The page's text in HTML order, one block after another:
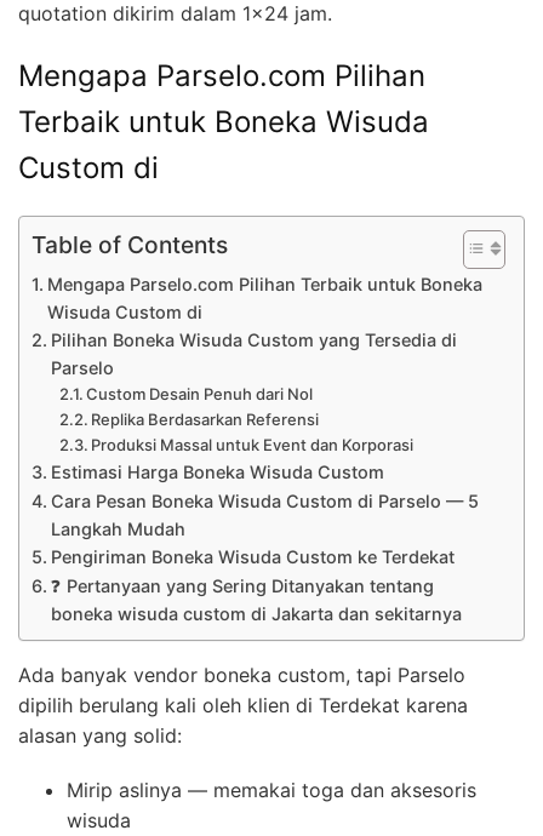
quotation dikirim dalam 1×24 jam.
Mengapa Parselo.com Pilihan
Terbaik untuk Boneka Wisuda
Custom di
Table of Contents
Mengapa Parselo.com Pilihan Terbaik untuk Boneka
Wisuda Custom di
Pilihan Boneka Wisuda Custom yang Tersedia di
Parselo
Custom Desain Penuh dari Nol
Replika Berdasarkan Referensi
Produksi Massal untuk Event dan Korporasi
Estimasi Harga Boneka Wisuda Custom
Cara Pesan Boneka Wisuda Custom di Parselo — 5
Langkah Mudah
Pengiriman Boneka Wisuda Custom ke Terdekat
❓ Pertanyaan yang Sering Ditanyakan tentang
boneka wisuda custom di Jakarta dan sekitarnya
Ada banyak vendor boneka custom, tapi Parselo
dipilih berulang kali oleh klien di Terdekat karena
alasan yang solid:
Mirip aslinya — memakai toga dan aksesoris
wisuda